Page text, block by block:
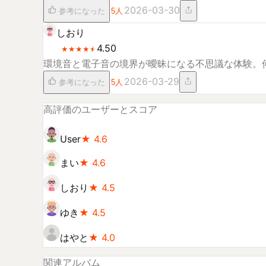
参考になった 5人 2026-03-30
しおり
★
★★
★★
★★
★★
★ 4.50
環境音と電子音の境界が曖昧になる不思議な体験。
参考になった 5人 2026-03-29
高評価のユーザーとスコア
User★ 4.6
まい★ 4.6
しおり ★ 4.5
ゆき ★ 4.5
はやと ★ 4.0
関連アルバム